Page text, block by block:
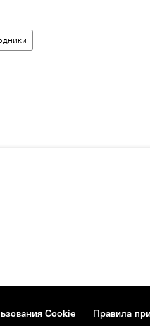
Cookie Правила